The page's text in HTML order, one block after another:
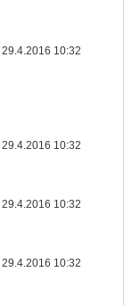
29.4.2016 10:32
29.4.2016 10:32
29.4.2016 10:32
29.4.2016 10:32